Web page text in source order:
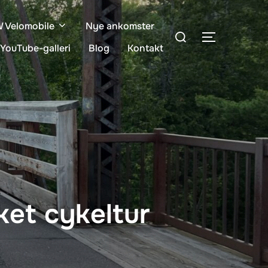
Velomobile
Nye ankomster
YouTube-galleri Blog Kontakt
Søg
efter:
SLÅ
cykeltur